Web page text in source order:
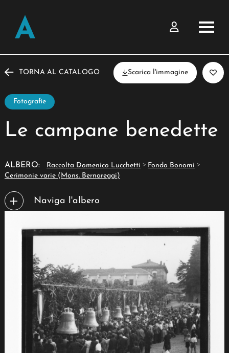
TORNA AL CATALOGO Scarica l'immagine
Fotografie
Le campane benedette
ALBERO: Raccolta Domenico Lucchetti > Fondo Bonomi >
Cerimonie varie (Mons. Bernareggi)
Naviga l'albero